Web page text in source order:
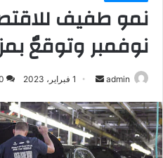
نمو طفيف
نوفمبر وتوقعٌ
admin
أرسل
إلكترونيا
1 فبراير، 2023